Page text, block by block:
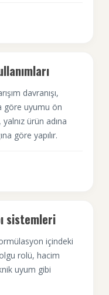
davranışı,
göre uyumu ön
ürün adına
göre yapılır.
sistemleri
içindeki
rolü, hacim
uyum gibi